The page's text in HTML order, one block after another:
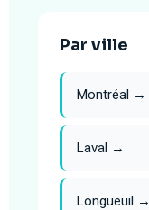
Par ville
Montréal →
Laval →
Longueuil →